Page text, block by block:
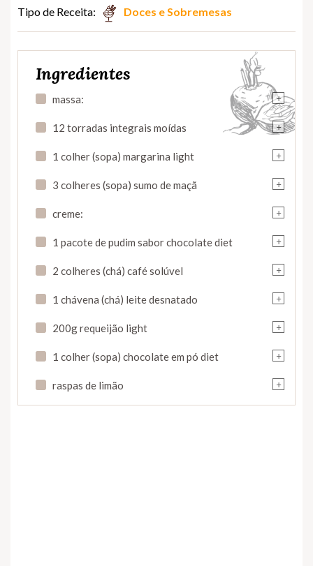
Tipo de Receita: Doces e Sobremesas
Ingredientes
+
massa:
+
12 torradas integrais moídas
+
1 colher (sopa) margarina light
+
3 colheres (sopa) sumo de maçã
+
creme:
+
1 pacote de pudim sabor chocolate diet
+
2 colheres (chá) café solúvel
+
1 chávena (chá) leite desnatado
+
200g requeijão light
+
1 colher (sopa) chocolate em pó diet
+
raspas de limão